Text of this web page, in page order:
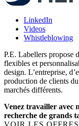
LinkedIn
Videos
Whistleblowing
P.E. Labellers propose
flexibles et
design. L’entreprise,
production de clients
marchés différents.
Venez travailler avec
recherche de grands